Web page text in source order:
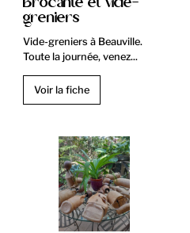
Brocante et vide-
greniers
Vide-greniers à Beauville.
Toute la journée, venez...
Voir la fiche